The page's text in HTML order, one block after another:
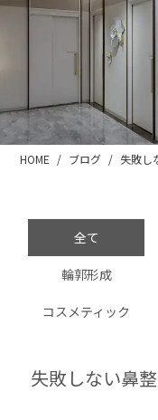
HOME ブログ 失敗し
全て
輪郭形成
コスメティック
失敗しない鼻